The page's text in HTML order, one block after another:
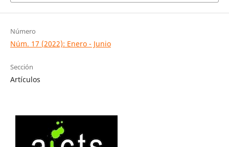
Número
Núm. 17 (2022): Enero - Junio
Sección
Artículos